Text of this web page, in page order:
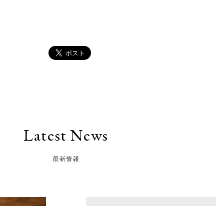
Latest News
最新情報